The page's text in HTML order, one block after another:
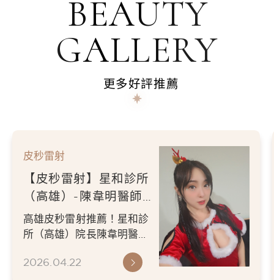
BEAUTY
GALLERY
更多好評推薦
皮秒雷射
【皮秒雷射】星和診所
（高雄）-陳韋明醫師-
給你們看看我的恐龍耳
環之外，也看看我現在
的膚質很漂亮滿意欸 -
王立言
初次做皮秒雷射會痛嗎？退
紅需要幾天？星和診所（高
紀錄皮秒雷射術後 5-7 天...
2026.04.22